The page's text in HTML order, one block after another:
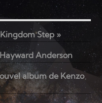
Step »
Anderson
album de Kenzo